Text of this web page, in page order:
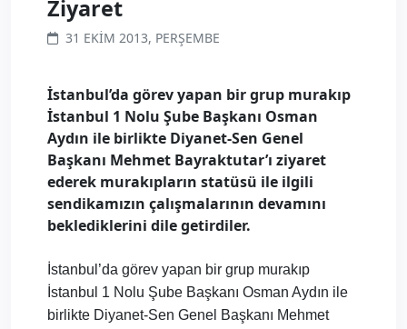
Ziyaret
31 EKIM 2013, PERŞEMBE
İstanbul’da görev yapan bir grup murakıp
İstanbul 1 Nolu Şube Başkanı Osman
Aydın ile birlikte Diyanet-Sen Genel
Başkanı Mehmet Bayraktutar’ı ziyaret
ederek murakıpların statüsü ile ilgili
sendikamızın çalışmalarının devamını
beklediklerini dile getirdiler.
İstanbul’da görev yapan bir grup murakıp
İstanbul 1 Nolu Şube Başkanı Osman Aydın ile
birlikte Diyanet-Sen Genel Başkanı Mehmet